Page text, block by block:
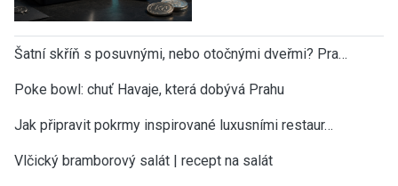
Šatní skříň s posuvnými, nebo otočnými dveřmi? Pra…
Poke bowl: chuť Havaje, která dobývá Prahu
Jak připravit pokrmy inspirované luxusními restaur…
Vlčický bramborový salát | recept na salát